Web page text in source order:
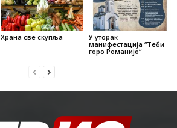
Храна све скупља
У уторак
манифестација “Теби
горо Романијо“